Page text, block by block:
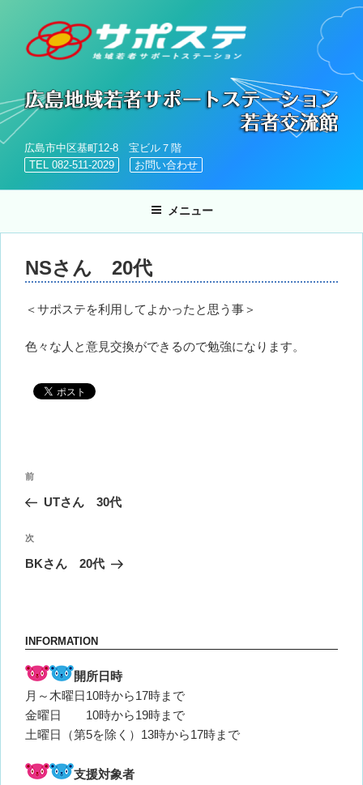
へ
ス
キ
広島市中区基町12-8 宝ビル７階
TEL 082-511-2029
お問い合わせ
メニュー
NSさん 20代
＜サポステを利用してよかったと思う事＞
色々な人と意見交換ができるので勉強になります。
投
ナ
ビ
ゲ
ン
前
の
稿
前
UTさん 30代
次
の
次
BKさん 20代
INFORMATION
開所日時
月～木曜日10時から17時まで
金曜日 10時から19時まで
土曜日（第5を除く）13時から17時まで
支援対象者